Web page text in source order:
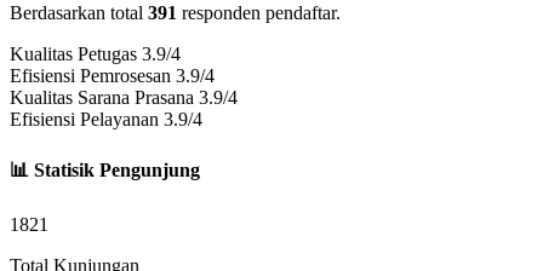
Berdasarkan total 391 responden pendaftar.
Kualitas Petugas 3.9/4
Efisiensi Pemrosesan 3.9/4
Kualitas Sarana Prasana 3.9/4
Efisiensi Pelayanan 3.9/4
📊 Statisik Pengunjung
1821
Total Kunjungan